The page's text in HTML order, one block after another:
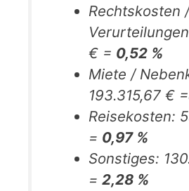
Rechtskosten
€ = 0,52 %
Miete /
193.315,67 € =
Reisekosten:
= 0,97 %
Sonstiges:
=2,28 %